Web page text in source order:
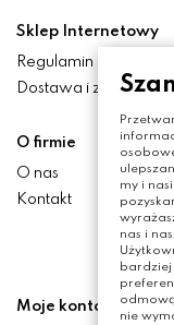
Sklep Internetowy
Regulamin
Dostawa i zwroty
O firmie
O nas
Kontakt
Moje konto
my i
nas i
bardziej
nie